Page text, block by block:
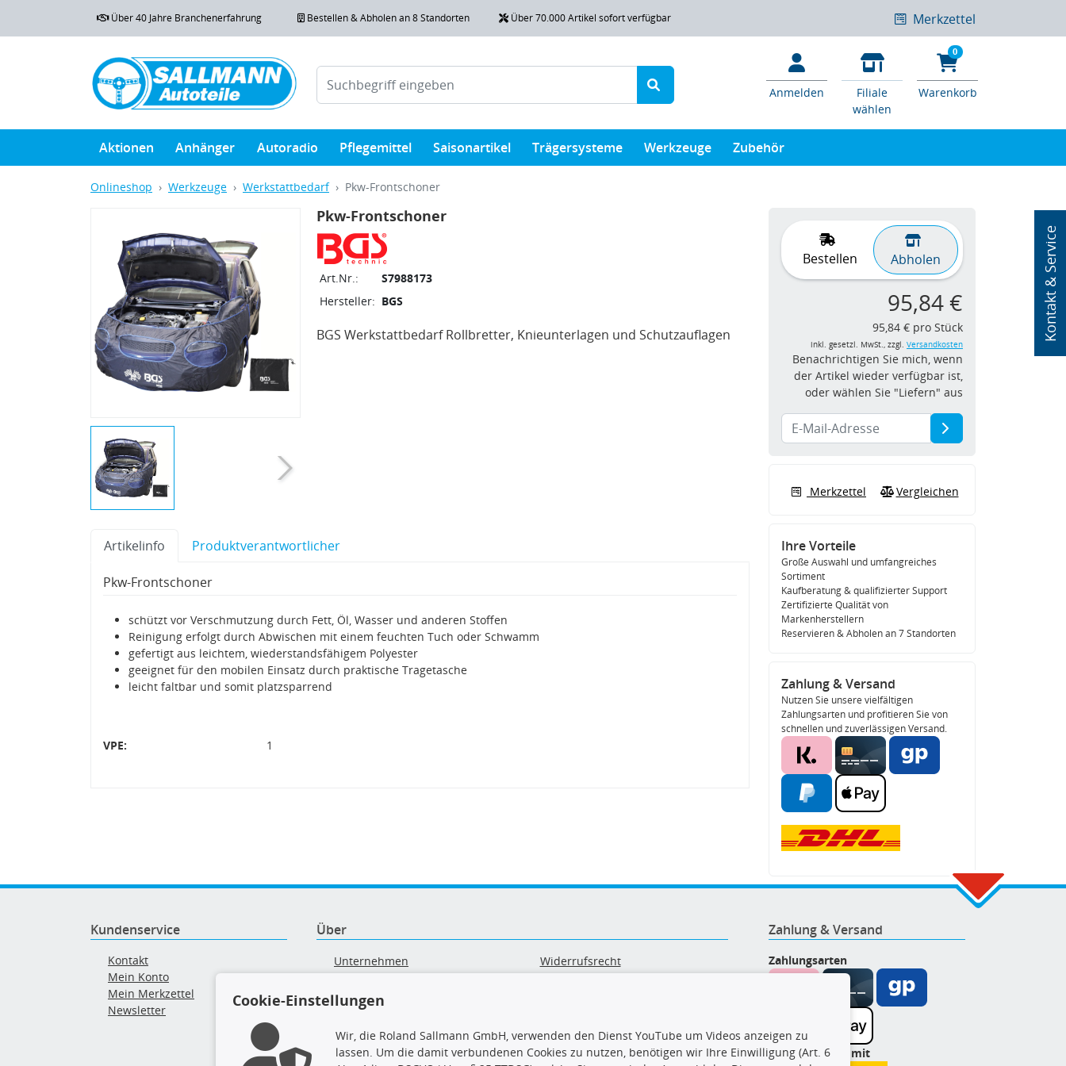
Kontakt & Service
Über 40 Jahre Branchenerfahrung Bestellen & Abholen an 8 Standorten Über 70.000 Artikel sofort verfügbar Merkzettel
Anmelden
Filiale
wählen
0
Warenkorb
Aktionen Anhänger Autoradio Pflegemittel Saisonartikel Trägersysteme Werkzeuge Zubehör
Onlineshop Werkzeuge Werkstattbedarf Pkw-Frontschoner
Pkw-Frontschoner
Art.Nr.:
S7988173
Hersteller: BGS
BGS Werkstattbedarf Rollbretter, Knieunterlagen und Schutzauflagen
Artikelinfo Produktverantwortlicher
Pkw-Frontschoner
schützt vor Verschmutzung durch Fett, Öl, Wasser und anderen Stoffen
Reinigung erfolgt durch Abwischen mit einem feuchten Tuch oder Schwamm
gefertigt aus leichtem, wiederstandsfähigem Polyester
geeignet für den mobilen Einsatz durch praktische Tragetasche
leicht faltbar und somit platzsparrend
VPE: 1
Bestellen Abholen
95,84 €
95,84 € pro Stück
inkl. gesetzl. MwSt., zzgl. Versandkosten
Benachrichtigen Sie mich, wenn
der Artikel wieder verfügbar ist,
oder wählen Sie "Liefern" aus
Merkzettel Vergleichen
Ihre Vorteile
Große Auswahl und umfangreiches
Sortiment
Kaufberatung & qualifizierter Support
Zertifizierte Qualität von
Markenherstellern
Reservieren & Abholen an 7 Standorten
Zahlung & Versand
Nutzen Sie unsere vielfältigen
Zahlungsarten und profitieren Sie von
schnellen und zuverlässigen Versand.
Kundenservice
Kontakt
Mein Konto
Mein Merkzettel
Newsletter
Über
Unternehmen
Versand & Zahlung
Widerrufsrecht
Barrierefreiheitserklärung
Zahlung & Versand
Zahlungsarten
Wir versenden mit
Cookie-Einstellungen
Wir, die Roland Sallmann GmbH, verwenden den Dienst YouTube um Videos anzeigen zu
lassen. Um die damit verbundenen Cookies zu nutzen, benötigen wir Ihre Einwilligung (Art. 6